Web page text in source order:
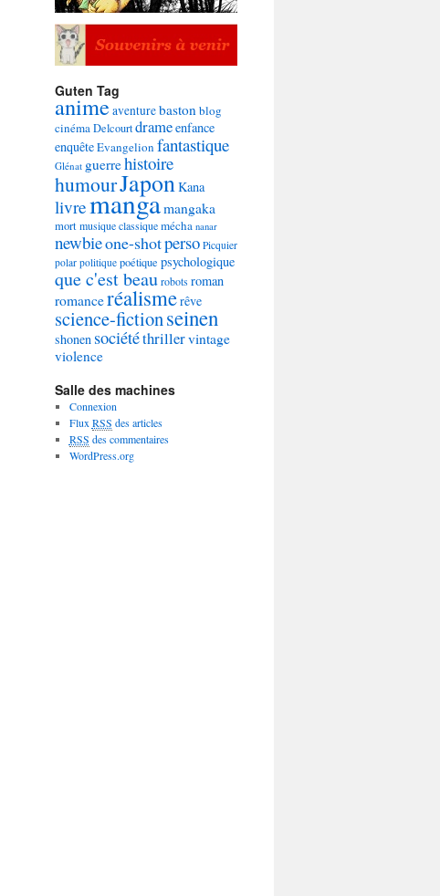
Guten Tag
animeaventurebaston blog
cinémaDelcourtdrameenfance
enquêteEvangelion fantastique
Glénat guerrehistoire
humourJapon Kana
livremangamangaka
mortmusique classiquemécha nanar
newbieone-shotperso Picquier
polar politique poétique psychologique
que c'est beaurobotsroman
romanceréalismerêve
science-fictionseinen
shonen sociététhrillervintage
violence
Salle des machines
Connexion
Flux RSS des articles
RSS des commentaires
WordPress.org